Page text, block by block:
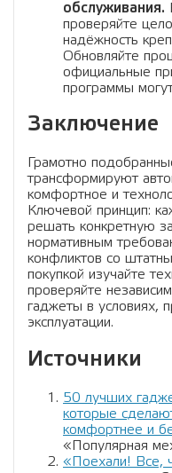
обслуживания.
проверяйте
надёжность
Обновляйте
официальные
программы
Заключение
Грамотно
трансформируют
комфортное и
Ключевой принцип:
решать конкретную
нормативным
конфликтов со
покупкой изучайте
проверяйте
гаджеты в условиях,
эксплуатации.
Источники
50 лучших
которые
комфортнее и
«Популярная
«Поехали! Все,